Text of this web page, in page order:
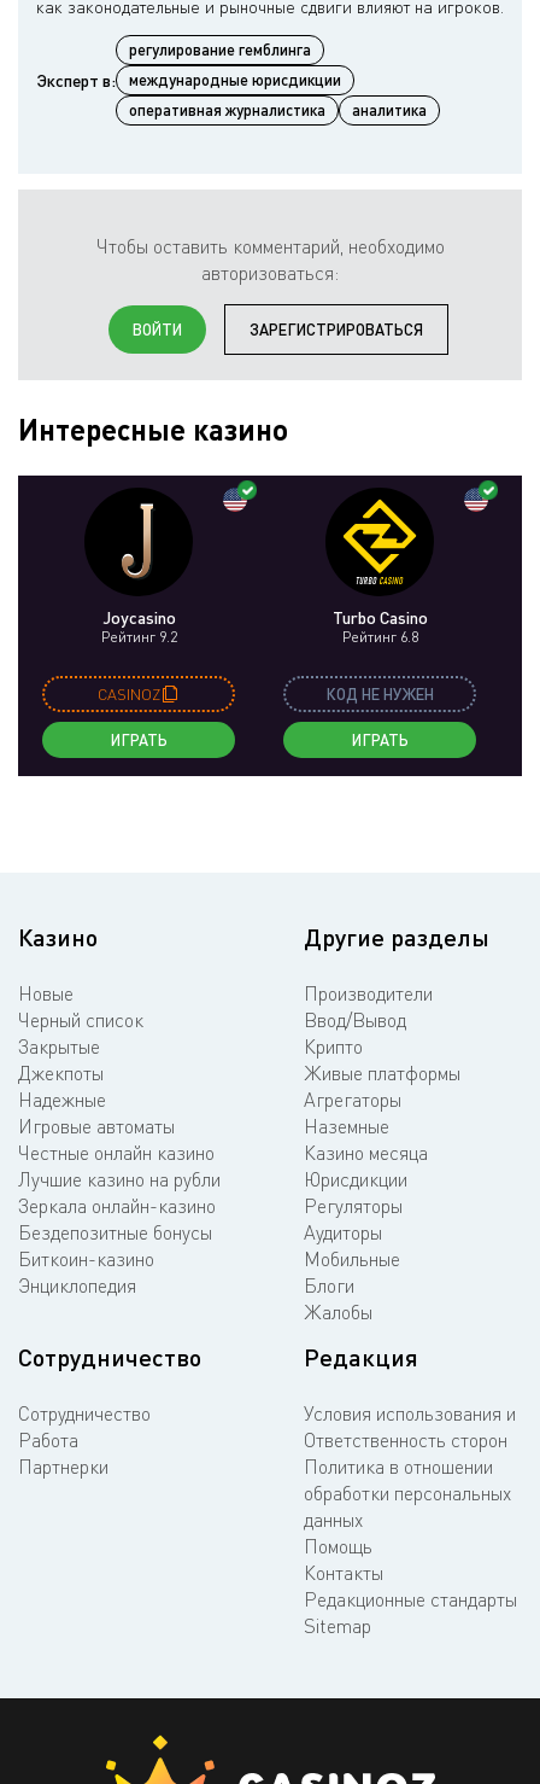
Эксперт в:
регулирование гемблинга
международные юрисдикции
оперативная журналистика
аналитика
Чтобы оставить комментарий, необходимо
авторизоваться:
ВОЙТИ ЗАРЕГИСТРИРОВАТЬСЯ
Интересные казино
Joycasino
Рейтинг 9.2
CASINOZ
ИГРАТЬ
Turbo Casino
Рейтинг 6.8
КОД НЕ НУЖЕН
ИГРАТЬ
Казино
Новые
Черный список
Закрытые
Джекпоты
Надежные
Игровые автоматы
Честные онлайн казино
Лучшие казино на рубли
Зеркала онлайн-казино
Бездепозитные бонусы
Биткоин-казино
Энциклопедия
Другие разделы
Производители
Ввод/Вывод
Крипто
Живые платформы
Агрегаторы
Наземные
Казино месяца
Юрисдикции
Регуляторы
Аудиторы
Мобильные
Блоги
Жалобы
Сотрудничество
Сотрудничество
Работа
Партнерки
Редакция
Условия использования и
Ответственность сторон
Политика в отношении
обработки персональных
данных
Помощь
Контакты
Редакционные стандарты
Sitemap